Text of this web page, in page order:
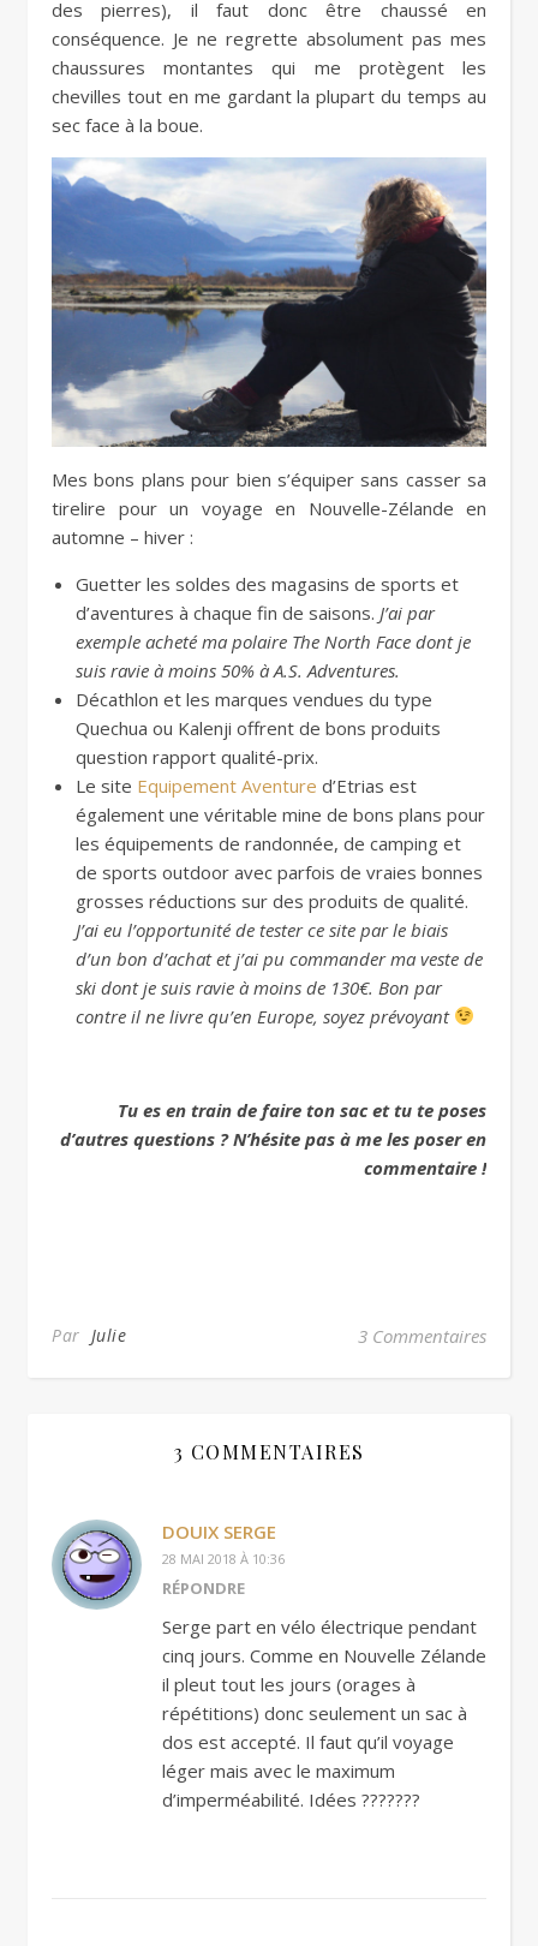
des pierres), il faut donc être chaussé en
conséquence. Je ne regrette absolument pas mes
chaussures montantes qui me protègent les
chevilles tout en me gardant la plupart du temps au
sec face à la boue.
Mes bons plans pour bien s’équiper sans casser sa
tirelire pour un voyage en Nouvelle-Zélande en
automne – hiver :
Guetter les soldes des magasins de sports et
d’aventures à chaque fin de saisons. J’ai par
exemple acheté ma polaire The North Face dont je
suis ravie à moins 50% à A.S. Adventures.
Décathlon et les marques vendues du type
Quechua ou Kalenji offrent de bons produits
question rapport qualité-prix.
Le site Equipement Aventure d’Etrias est
également une véritable mine de bons plans pour
les équipements de randonnée, de camping et
de sports outdoor avec parfois de vraies bonnes
grosses réductions sur des produits de qualité.
J’ai eu l’opportunité de tester ce site par le biais
d’un bon d’achat et j’ai pu commander ma veste de
ski dont je suis ravie à moins de 130€. Bon par
contre il ne livre qu’en Europe, soyez prévoyant
Tu es en train de faire ton sac et tu te poses
d’autres questions ? N’hésite pas à me les poser en
commentaire !
Par Julie 3 Commentaires
3 COMMENTAIRES
DOUIX SERGE
28 MAI 2018 À 10:36
RÉPONDRE
Serge part en vélo électrique pendant
cinq jours. Comme en Nouvelle Zélande
il pleut tout les jours (orages à
répétitions) donc seulement un sac à
dos est accepté. Il faut qu’il voyage
léger mais avec le maximum
d’imperméabilité. Idées ???????